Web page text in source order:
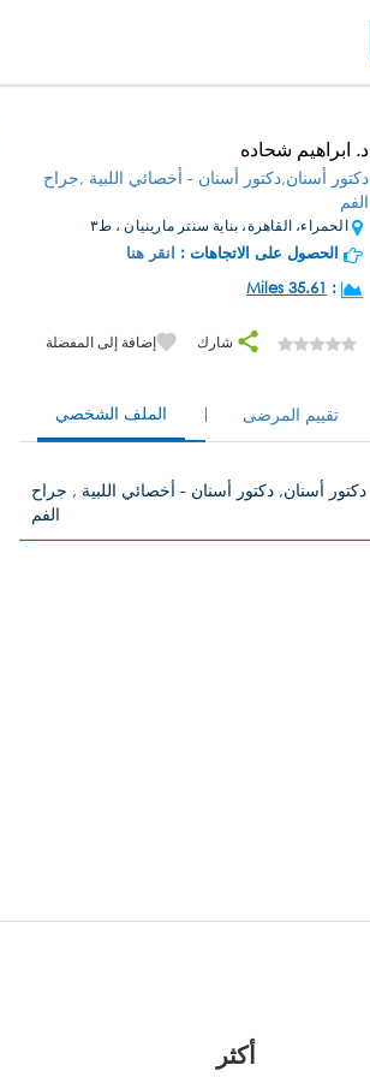
د. ابراهيم شحاده
دكتور أسنان,دكتور أسنان - أخصائي اللبية ,جراح
الفم
الحمراء، القاهرة، بناية سنتر مارينيان ، ط٣
الحصول على الاتجاهات : انقر هنا
:
35.61 Miles
شارك إضافة إلى المفضلة
الملف الشخصي تقييم المرضى
دكتور أسنان, دكتور أسنان - أخصائي اللبية , جراح
الفم
أكثر